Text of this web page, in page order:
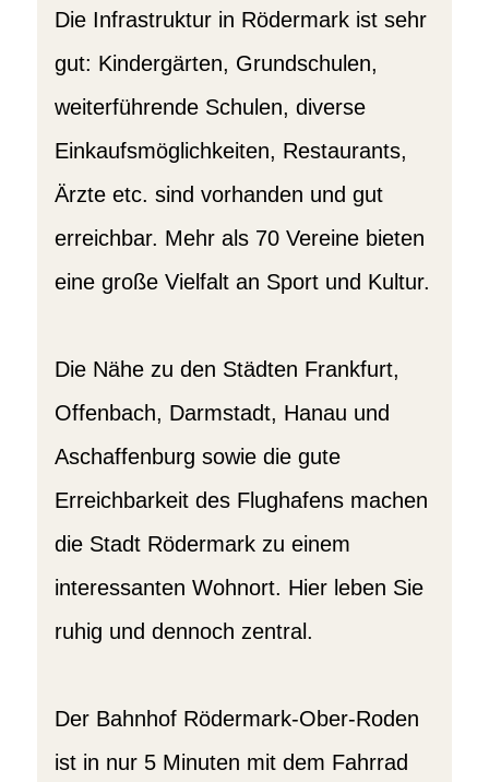
Die Infrastruktur in Rödermark ist sehr
gut: Kindergärten, Grundschulen,
weiterführende Schulen, diverse
Einkaufsmöglichkeiten, Restaurants,
Ärzte etc. sind vorhanden und gut
erreichbar. Mehr als 70 Vereine bieten
eine große Vielfalt an Sport und Kultur.
Die Nähe zu den Städten Frankfurt,
Offenbach, Darmstadt, Hanau und
Aschaffenburg sowie die gute
Erreichbarkeit des Flughafens machen
die Stadt Rödermark zu einem
interessanten Wohnort. Hier leben Sie
ruhig und dennoch zentral.
Der Bahnhof Rödermark-Ober-Roden
ist in nur 5 Minuten mit dem Fahrrad